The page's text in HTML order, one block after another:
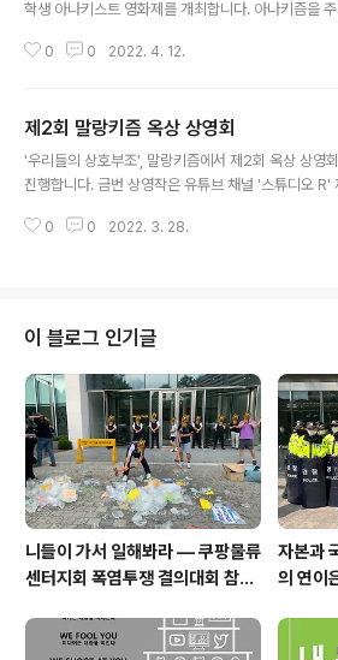
학생 아나키스트 영화제를 개최합니다. 아나키즘을 주
헤이마켓 사건에서부터 시작된 메이데이, 그리고 아나
관심 있는 청년, 학생이라면 누구나 참여 가능하며 다
인 5월 1일(일)에는 함께 132주년 메이데이 집회에
하고자 합니다. 상영작, 일시, 장소 등은 아래를 참조하
켄 로치 감독, "랜드 앤 프리덤"(1995) 2. 봉준호 감독,
0 0 2022. 4. 12.
제2회 말랑키즘 옥상 상영회
'우리들의 상호부조', 말랑키즘에서 제2회 옥상 상영
진행합니다. 금번 상영작은 유튜브 채널 '스튜디오 R'
사무실 인근 해고 철회 투쟁을 진행하는 세종호텔지부
는 분들은 사전에 참여 여부를 꼭 알려주시기 바랍니
일시 : 2022년 3월 31일(목) 오후 6시 30분~ (세종
정리해고 철회 투쟁문화제 연대 후) 장소 : 세종호텔
화제(4호선 명동역 10번 출구) 이후 말랑키즘 사무실
주관 : '우리들의 상호부조', 말랑키즘 참가문의 : '우리
상호부조',..
0 0 2022. 3. 28.
이 블로그 인기글
니들이 가서 일해봐라 — 쿠팡물류
센터지회 폭염투쟁 결의대회 참가
자본과
의 연이